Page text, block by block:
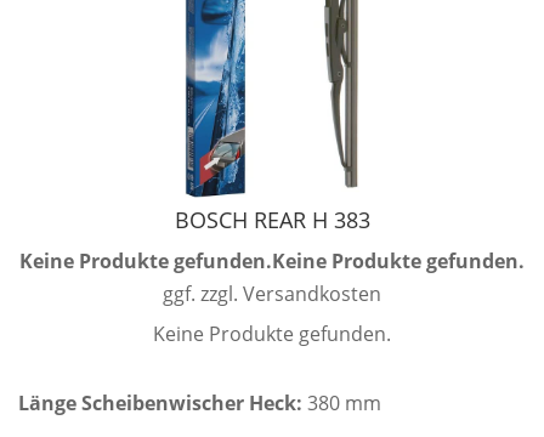
BOSCH REAR H 383
Keine Produkte gefunden.Keine Produkte gefunden.
ggf. zzgl. Versandkosten
Keine Produkte gefunden.
Länge Scheibenwischer Heck: 380 mm